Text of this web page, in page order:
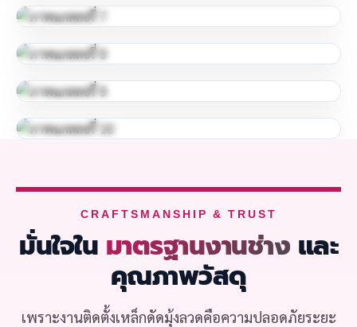
CRAFTSMANSHIP & TRUST
มั่นใจใน มาตรฐานงานช่าง และ
คุณภาพวัสดุ
เพราะงานติดตั้งเหล็กดัดมุ้งลวดคือความปลอดภัยระยะ